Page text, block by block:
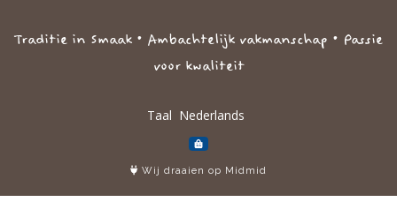
Traditie in Smaak • Ambachtelijk vakmanschap • Passie
voor kwaliteit
Taal
Wij draaien op Midmid